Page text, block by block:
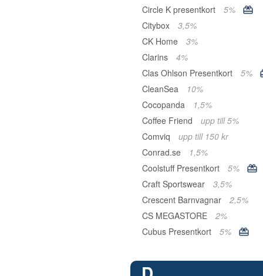
Circle K presentkort
5%
Citybox
3,5%
CK Home
3%
Clarins
4%
Clas Ohlson Presentkort
5%
CleanSea
10%
Cocopanda
1,5%
Coffee Friend
upp till 5%
Comviq
upp till 150 kr
Conrad.se
1,5%
Coolstuff Presentkort
5%
Craft Sportswear
3,5%
Crescent Barnvagnar
2,5%
CS MEGASTORE
2%
Cubus Presentkort
5%